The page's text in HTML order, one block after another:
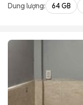
Dung lượng: 64 GB